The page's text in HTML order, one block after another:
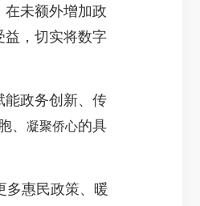
在未额外增加政
益，切实将数字
能政务创新、传
、 凝聚侨心的具
惠民政策、暖